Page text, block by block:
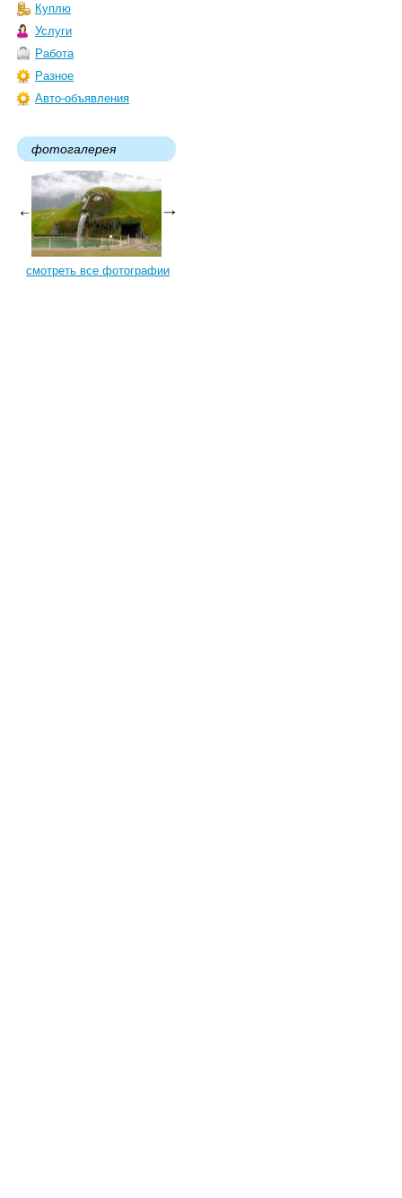
Куплю
Услуги
Работа
Разное
Авто-объявления
фотогалерея
смотреть все фотографии